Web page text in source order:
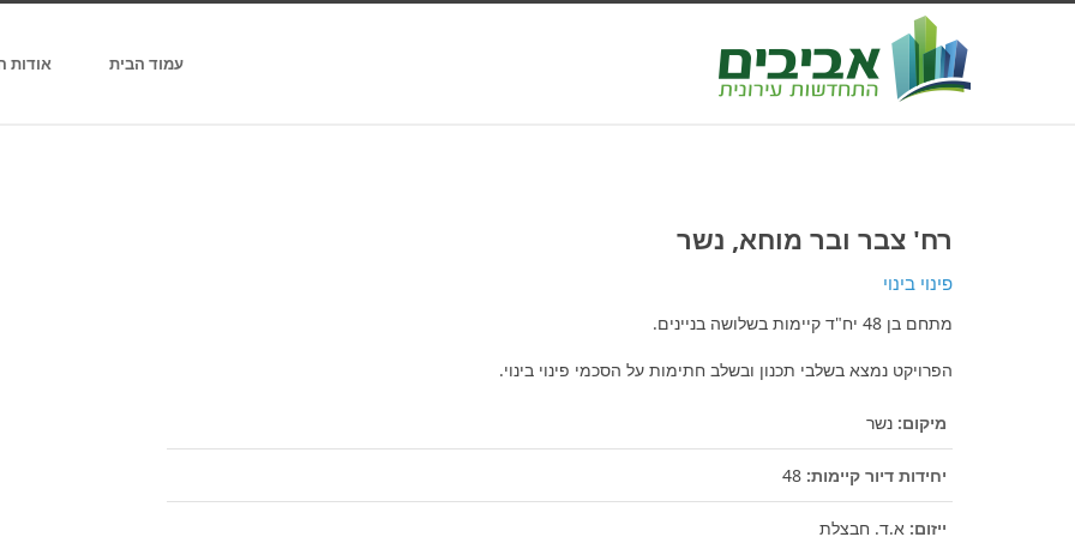
עמוד הבית אודות
רח' צבר ובר מוחא, נשר
פינוי בינוי
מתחם בן 48 יח"ד קיימות בשלושה בניינים.
הפרויקט נמצא בשלבי תכנון ובשלב חתימות על הסכמי פינוי בינוי.
מיקום: נשר
יחידות דיור קיימות:
ייזום: א.ד. חבצלת